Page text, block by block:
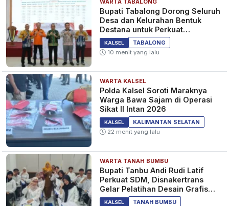
WARTA TABALONG
Bupati Tabalong Dorong Seluruh
Desa dan Kelurahan Bentuk
Destana untuk Perkuat
Kesiapsiagaan Bencana
KALSEL
TABALONG
10 menit yang lalu
WARTA KALSEL
Polda Kalsel Soroti Maraknya
Warga Bawa Sajam di Operasi
Sikat II Intan 2026
KALSEL
KALIMANTAN SELATAN
22 menit yang lalu
WARTA TANAH BUMBU
Bupati Tanbu Andi Rudi Latif
Perkuat SDM, Disnakertrans
Gelar Pelatihan Desain Grafis
dan Barbershop
KALSEL
TANAH BUMBU